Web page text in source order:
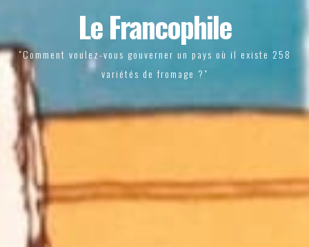
Le Francophile
"Comment voulez-vous gouverner un pays où il existe 258
variétés de fromage ?"